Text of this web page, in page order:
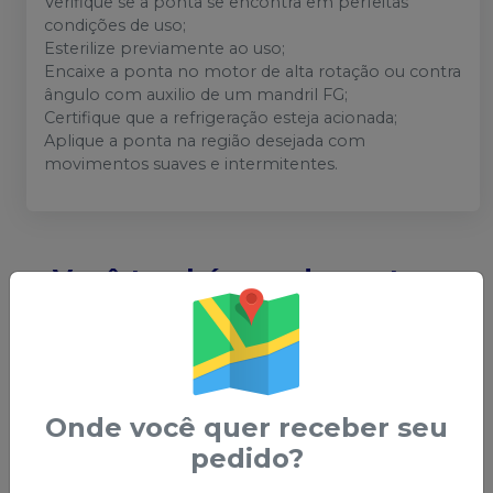
condições de uso;
Esterilize previamente ao uso;
Encaixe a ponta no motor de alta rotação ou contra
ângulo com auxilio de um mandril FG;
Certifique que a refrigeração esteja acionada;
Aplique a ponta na região desejada com
movimentos suaves e intermitentes.
Você também pode gostar
ATÉ-17%
Onde você quer receber seu
pedido?